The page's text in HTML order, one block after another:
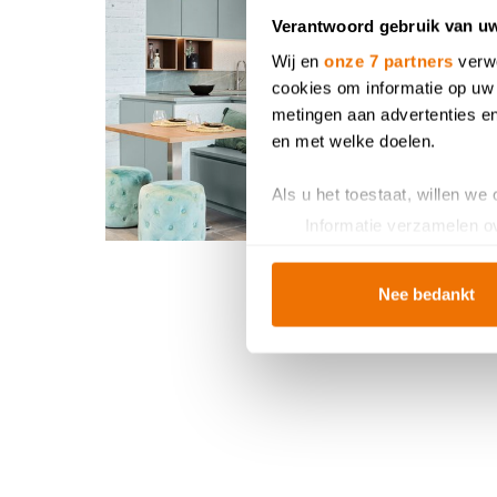
Verantwoord gebruik van
Wij en onze 7 partners
cookies om informatie op
metingen aan advertenties
en met welke doelen.
Als u het toestaat, willen we
Informatie verzamelen
toestemming op elk
Breng uw cookies, net als
u van een vloeiende
Nee bedankt